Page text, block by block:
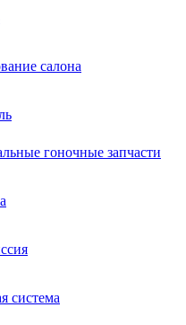
салона
гоночные запчасти
система